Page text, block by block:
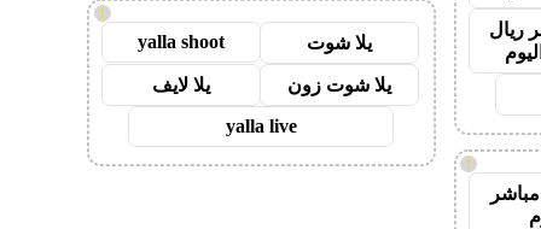
ريال
!
!
يلا شوت yalla shoot
يلا شوت زون
يلا لايف
yalla live